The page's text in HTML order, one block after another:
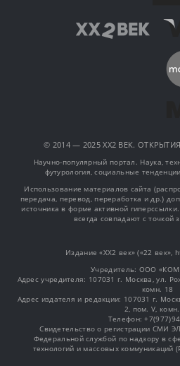
© 2014 — 2025 XX2 ВЕК.
Научно-популярный портал. Наука,
футурология, социальные
Использование материалов сайта
передача, перевод, переработка и др.)
источника в форме активной
всегда совпадают с точкой
Издание «XX2 век» («22
Учредитель: OOO
Адрес учредителя: 107031 г. Москва, ул.
комн. 18
Адрес издателя и редакции: 107031 г.
2, пом. V,
Телефон:
Свидетельство о регистрации СМИ
Федеральной службой по надзору в
технологий и массовых коммуникаций